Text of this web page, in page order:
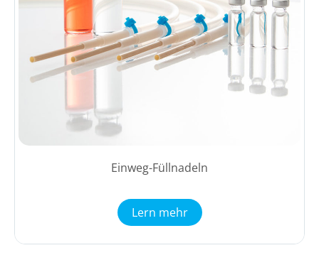
Einweg-Füllnadeln
Lern mehr